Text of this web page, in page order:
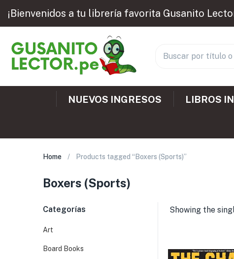
¡Bienvenidos a tu librería favorita Gusanito
NUEVOS INGRESOS LIBROS
Home Products tagged “Boxers (Sports)”
Boxers (Sports)
Showing the
Categorías
Art
Board Books